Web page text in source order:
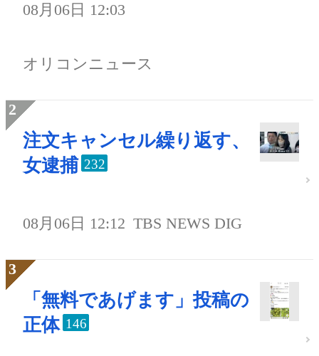
08月06日 12:03
オリコンニュース
注文キャンセル繰り返す、
女逮捕 232
08月06日 12:12 TBS NEWS DIG
「無料であげます」投稿の
正体 146